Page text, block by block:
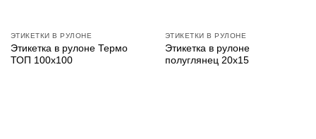
ЭТИКЕТКИ В РУЛОНЕ
Этикетка в рулоне Термо
ТОП 100х100
ЭТИКЕТКИ В РУЛОНЕ
Этикетка в рулоне
полуглянец 20х15